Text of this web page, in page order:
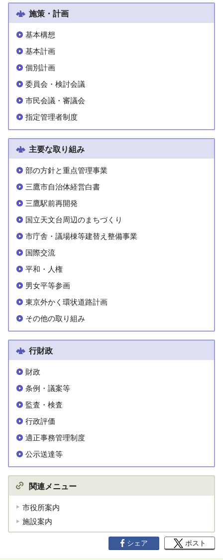
施策・計画
基本構想
基本計画
個別計画
委員会・検討会議
市民会議・審議会
指定管理者制度
主要な取り組み
部の方針と重点管理事業
三鷹市自治体経営白書
三鷹駅前再開発
国立天文台周辺のまちづくり
市庁舎・議場棟等建替え整備事業
国際交流
平和・人権
男女平等参画
東京外かく環状道路計画
その他の取り組み
行財政
財政
条例・議案等
監査・検査
行政評価
適正事務管理制度
公示送達等
関連メニュー
市役所案内
施設案内
シェア ポスト